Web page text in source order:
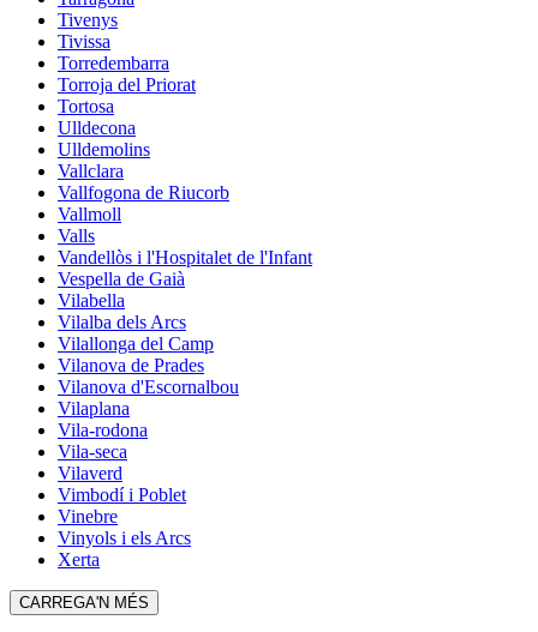
Tivenys
Tivissa
Torredembarra
Torroja del Priorat
Tortosa
Ulldecona
Ulldemolins
Vallclara
Vallfogona de Riucorb
Vallmoll
Valls
Vandellòs i l'Hospitalet de l'Infant
Vespella de Gaià
Vilabella
Vilalba dels Arcs
Vilallonga del Camp
Vilanova de Prades
Vilanova d'Escornalbou
Vilaplana
Vila-rodona
Vila-seca
Vilaverd
Vimbodí i Poblet
Vinebre
Vinyols i els Arcs
Xerta
CARREGA'N MÉS